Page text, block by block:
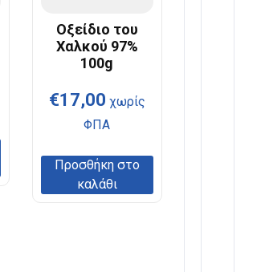
Οξείδιο του
Χαλκού 97%
100g
€17,00 χωρίς
ΦΠΑ
Προσθήκη στο
καλάθι